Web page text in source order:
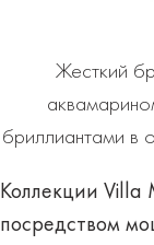
Жесткий
бриллиантами в
Коллекции Villa
посредством